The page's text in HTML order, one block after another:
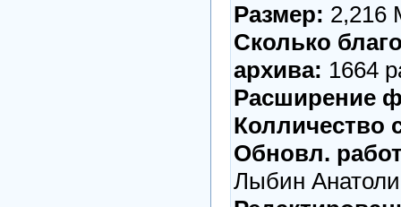
Размер: 2,216
Сколько
архива: 1664
Расширение
Колличество
Обновл.
Лыбин